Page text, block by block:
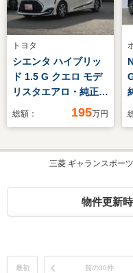
トヨタ
シエンタ ハイブリッ
ド 1.5 G クエロ モデ
リスタエアロ・純正ナ
ビ・純正フリップダウ
全方位モニター・社外
前後ドライブレコーダ
ドドア・ビルトイン
総額： 195万円
三菱 ギャランスポー
物件更新
最初 前の30件